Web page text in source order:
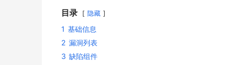
目录 隐藏
1 基础信息
2 漏洞列表
3 缺陷组件